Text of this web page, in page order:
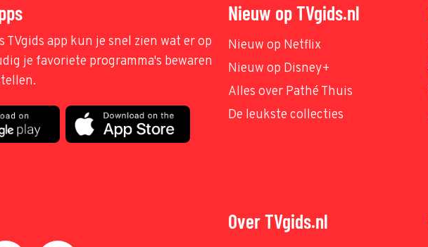
TVgids app kun je snel zien wat er op
je favoriete programma's bewaren
Nieuw op TVgids.nl
Nieuw op Netflix
Nieuw op Disney+
Alles over Pathé Thuis
De leukste collecties
Over TVgids.nl